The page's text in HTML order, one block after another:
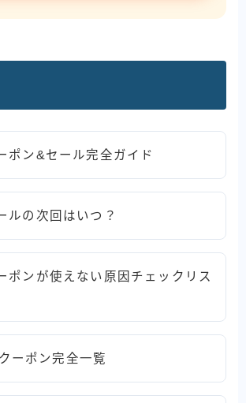
ポン&セール完全ガイド
ルの次回はいつ？
ポンが使えない原因チェックリス
ーポン完全一覧